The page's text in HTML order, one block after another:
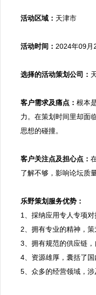
活动区域： 天津市
活动时间： 2024年09月
选择的活动策划公司：
客户需求及痛点： 根本
力。在策划时间里却面
思想的碰撞。
客户关注点及担心点：
了解不够，影响论坛质量
乐野策划服务优势：
1、採纳应用专人专项
2、拥有专业的精神，
3、拥有规范的供应链，
4、资源雄厚，囊括了
5、众多的经营领域，